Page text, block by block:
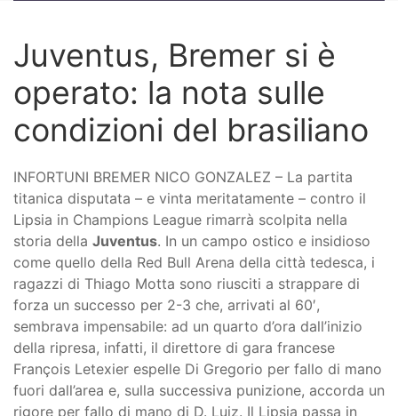
Juventus, Bremer si è
operato: la nota sulle
condizioni del brasiliano
INFORTUNI BREMER NICO GONZALEZ – La partita
titanica disputata – e vinta meritatamente – contro il
Lipsia in Champions League rimarrà scolpita nella
storia della Juventus. In un campo ostico e insidioso
come quello della Red Bull Arena della città tedesca, i
ragazzi di Thiago Motta sono riusciti a strappare di
forza un successo per 2-3 che, arrivati al 60′,
sembrava impensabile: ad un quarto d’ora dall’inizio
della ripresa, infatti, il direttore di gara francese
François Letexier espelle Di Gregorio per fallo di mano
fuori dall’area e, sulla successiva punizione, accorda un
rigore per fallo di mano di D. Luiz. Il Lipsia passa in